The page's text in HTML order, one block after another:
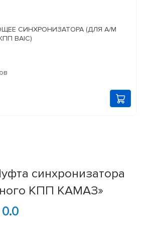
СИНХРОНИЗАТОРА (ДЛЯ А/М
BAIC)
синхронизатора
КПП КАМАЗ»
0.0